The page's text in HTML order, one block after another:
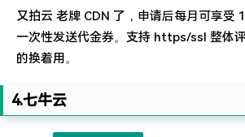
又拍云 老牌 CDN 了，申请后每月可享受
一次性发送代金券。支持 https/ssl 整体
的换着用。
4.七牛云